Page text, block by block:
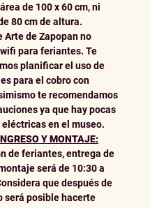
de 100 x 60 cm, ni
80 cm de altura.
Arte de Zapopan no
para feriantes. Te
planificar el uso de
para el cobro con
te recomendamos
ya que hay pocas
en el museo.
Y MONTAJE:
de feriantes, entrega de
será de 10:30 a
que después de
será posible hacerte